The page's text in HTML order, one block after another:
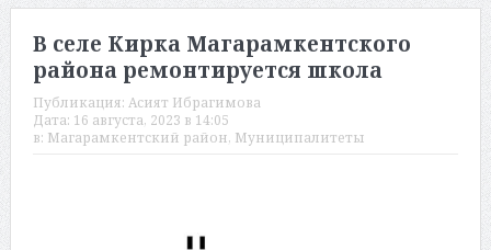
В селе Кирка Магарамкентского
района ремонтируется школа
Публикация: Асият Ибрагимова
Дата: 16 августа, 2023 в 14:05
в: Магарамкентский район, Муниципалитеты